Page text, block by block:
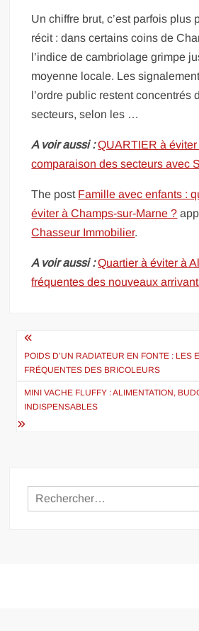
Un chiffre brut, c’est parfois plus
récit : dans certains coins de
l’indice de cambriolage grimpe
moyenne locale. Les
l’ordre public restent concentrés
secteurs, selon les …
A voir aussi : QUARTIER à éviter
comparaison des secteurs avec
The post Famille avec enfants :
éviter à Champs-sur-Marne ?
Chasseur Immobilier.
A voir aussi : Quartier à éviter à
fréquentes des nouveaux
Navigation
de
l’article
POIDS D’UN RADIATEUR EN FONTE : LES
FRÉQUENTES DES BRICOLEURS
MINI VACHE FLUFFY : ALIMENTATION,
INDISPENSABLES